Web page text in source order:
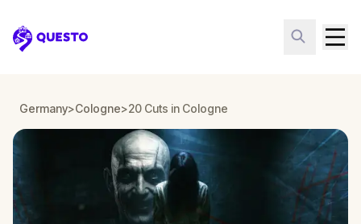
Questo
Germany>Cologne>20 Cuts in Cologne